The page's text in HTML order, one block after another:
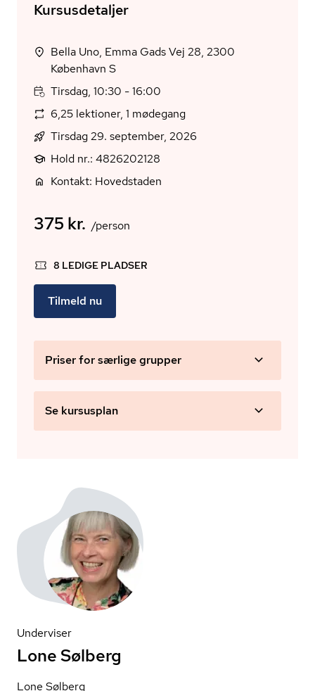
Kursusdetaljer
Bella Uno, Emma Gads Vej 28, 2300
København S
Tirsdag, 10:30 - 16:00
6,25 lektioner, 1 mødegang
Tirsdag 29. september, 2026
Hold nr.: 4826202128
Kontakt: Hovedstaden
375 kr. /person
8 LEDIGE PLADSER
Tilmeld nu
Priser for særlige grupper
Se kursusplan
Underviser
Lone Sølberg
Lone Sølberg